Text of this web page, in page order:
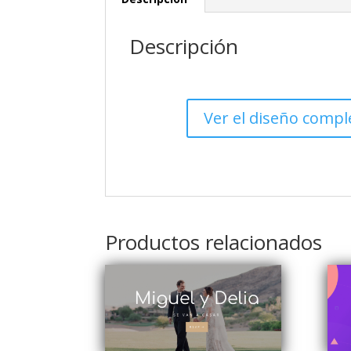
Descripción
Ver el diseño
Productos relacionados